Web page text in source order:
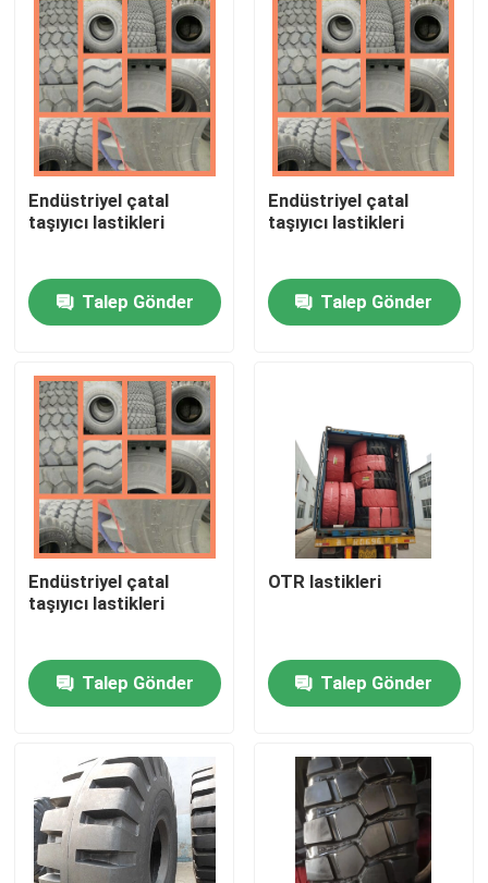
Ürünler
Hakkımızda
Fabrika turu
Kalite kontrol
Bize ulaşın
Haberler
Kamyon Otobüs Lastikleri
TBR Lastikleri
Endüstriyel çatal
taşıyıcı lastikleri
Talep Gönder
Endüstriyel çatal
taşıyıcı lastikleri
Talep Gönder
Endüstriyel çatal
taşıyıcı lastikleri
Talep Gönder
OTR lastikleri
Talep Gönder